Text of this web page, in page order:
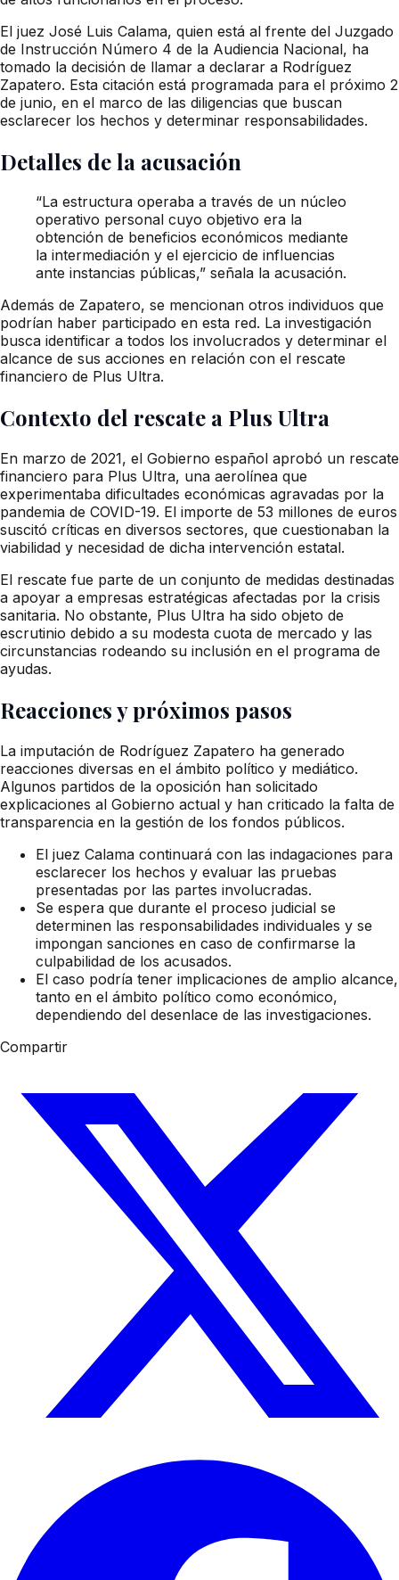
El juez José Luis Calama, quien está al frente del Juzgado
de Instrucción Número 4 de la Audiencia Nacional, ha
tomado la decisión de llamar a declarar a Rodríguez
Zapatero. Esta citación está programada para el próximo 2
de junio, en el marco de las diligencias que buscan
esclarecer los hechos y determinar responsabilidades.
Detalles de la acusación
“La estructura operaba a través de un núcleo
operativo personal cuyo objetivo era la
obtención de beneficios económicos mediante
la intermediación y el ejercicio de influencias
ante instancias públicas,” señala la acusación.
Además de Zapatero, se mencionan otros individuos que
podrían haber participado en esta red. La investigación
busca identificar a todos los involucrados y determinar el
alcance de sus acciones en relación con el rescate
financiero de Plus Ultra.
Contexto del rescate a Plus Ultra
En marzo de 2021, el Gobierno español aprobó un rescate
financiero para Plus Ultra, una aerolínea que
experimentaba dificultades económicas agravadas por la
pandemia de COVID-19. El importe de 53 millones de euros
suscitó críticas en diversos sectores, que cuestionaban la
viabilidad y necesidad de dicha intervención estatal.
El rescate fue parte de un conjunto de medidas destinadas
a apoyar a empresas estratégicas afectadas por la crisis
sanitaria. No obstante, Plus Ultra ha sido objeto de
escrutinio debido a su modesta cuota de mercado y las
circunstancias rodeando su inclusión en el programa de
ayudas.
Reacciones y próximos pasos
La imputación de Rodríguez Zapatero ha generado
reacciones diversas en el ámbito político y mediático.
Algunos partidos de la oposición han solicitado
explicaciones al Gobierno actual y han criticado la falta de
transparencia en la gestión de los fondos públicos.
El juez Calama continuará con las indagaciones para
esclarecer los hechos y evaluar las pruebas
presentadas por las partes involucradas.
Se espera que durante el proceso judicial se
determinen las responsabilidades individuales y se
impongan sanciones en caso de confirmarse la
culpabilidad de los acusados.
El caso podría tener implicaciones de amplio alcance,
tanto en el ámbito político como económico,
dependiendo del desenlace de las investigaciones.
Compartir